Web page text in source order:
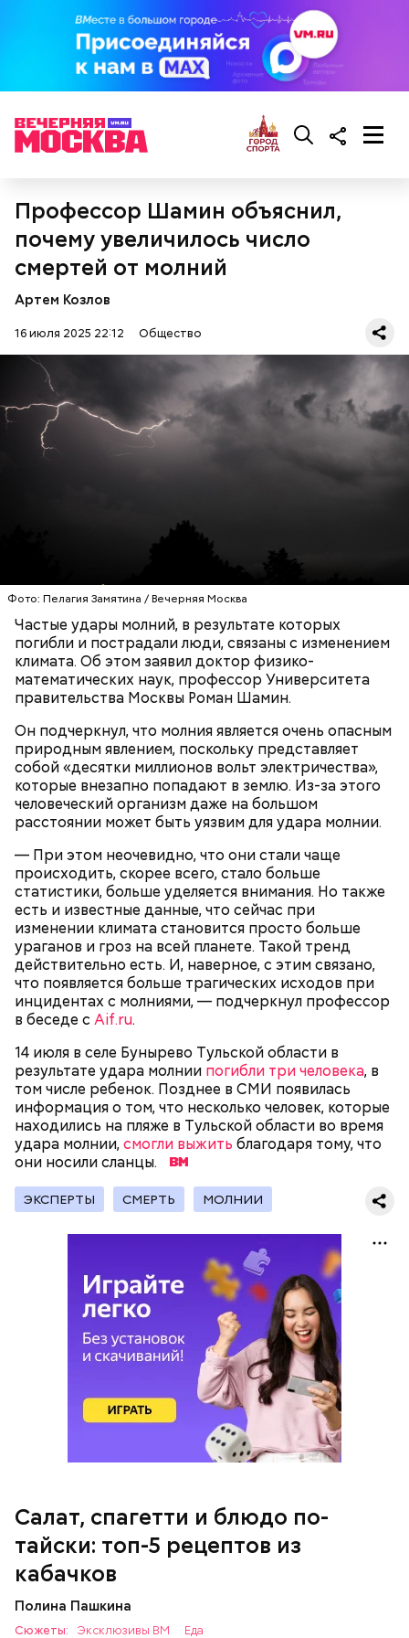
Профессор Шамин объяснил,
почему увеличилось число
смертей от молний
Артем Козлов
16 июля 2025 22:12 Общество
Фото: Пелагия Замятина / Вечерняя Москва
Частые удары молний, в результате которых
погибли и пострадали люди, связаны с изменением
климата. Об этом заявил доктор физико-
математических наук, профессор Университета
правительства Москвы Роман Шамин.
Он подчеркнул, что молния является очень опасным
природным явлением, поскольку представляет
собой «десятки миллионов вольт электричества»,
которые внезапно попадают в землю. Из-за этого
человеческий организм даже на большом
расстоянии может быть уязвим для удара молнии.
— При этом неочевидно, что они стали чаще
происходить, скорее всего, стало больше
статистики, больше уделяется внимания. Но также
есть и известные данные, что сейчас при
изменении климата становится просто больше
ураганов и гроз на всей планете. Такой тренд
действительно есть. И, наверное, с этим связано,
что появляется больше трагических исходов при
инцидентах с молниями, — подчеркнул профессор
в беседе с Aif.ru.
14 июля в селе Бунырево Тульской области в
результате удара молнии погибли три человека, в
том числе ребенок. Позднее в СМИ появилась
информация о том, что несколько человек, которые
находились на пляже в Тульской области во время
удара молнии, смогли выжить благодаря тому, что
они носили сланцы.
ЭКСПЕРТЫ СМЕРТЬ МОЛНИИ
Салат, спагетти и блюдо по-
тайски: топ-5 рецептов из
кабачков
Полина Пашкина
Сюжеты: Эксклюзивы ВМ Еда
кабачок;
петрушка;
оливковое масло;
— Кабачки, порезанные кубиками, нужно легко
обжарить на сковороде. К ним добавляются зелень
петрушки, чеснок, соль и оливковое масло.
Получается очень вкусно, — поделился рецептом
Копылов.
Спагетти из кабачков
Ингредиенты:
брынза;
растительное масло;
помидоры черри либо грунтовые.
Однако диетолог предупредила: не для всех дыня
может быть полезна. В первую очередь ее стоит
есть с осторожностью людям:
с сахарным диабетом;
лишним весом.
— В дыне содержится много сахара, который
представлен фруктозой. С одной стороны — это
хорошо, потому что дает энергию. Но важно
помнить, что сладкими дынями не нужно сильно
увлекаться, так же как и арбузами, людям с
сахарным диабетом и лишним весом, —
подчеркнула доктор.
Терапевт Кондрахин назвал
продукты и напитки, которые
выводят токсины из организма
Ранние плоды, по словам врача, лучше не есть:
людям с ослабленной иммунной системой;
пожилым;
детям.
Чистит сосуды и защищает от
рака: чем полезен кресс-салат